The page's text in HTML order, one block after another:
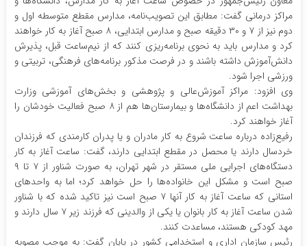
مراکز درمانی گفت: مطابق این تصویب‌نامه، مدارس مقطع متوسطه اول و
دوم نیز از ۷ و ۳۰ دقیقه صبح و مدارس ابتدایی، ۸ صبح آغاز به کار خواهند
کرد و مدارس باید به نحوی برنامه‌ریزی کنند که از نیم‌ساعت قبل، پذیرش
دانش‌آموزش داشته باشند و در فرصت مذکور برنامه‌های فرهنگی، تربیتی و
ورزشی اجرا شود.
وی افزود: مراکز آموزش‌عالی و پژوهشی و بخش‌های آموزشی وزارت
بهداشت اعم از دانشگاه‌ها و بیمارستان‌ها هم از ۸ صبح فعالیت خودشان را
آغاز خواهند کرد.
رفیع‌زاده درباره ساعت شروع به کار مادران و یا پدران کارمندی که فرزندان
خردسال دارند یا محصل در مقطع ابتدایی دارند، گفت: ساعت آغاز به کار
دستگاه‌های اجرایی ملی مستقر در شهر تهران، به صورت شناور از ۷ تا ۹
صبح است و مشکل این خانواده‌ها را حل خواهد کرد؛ اما به واحدهای
استانی که ساعت آغاز به کار آنها ۷ صبح است نیز تاکید شده که با شناور
شدن ساعت آغاز به کار بانوان یا یکی از والدینی که فرزند زیر ۷ سال دارند و
مهد کودکی هستند، مساعدت کنند.
رئیس سازمان اداری و استخدامی کشور در پایان گفت: به موجب مصوبه